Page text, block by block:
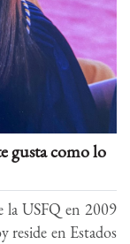
gusta como lo
la USFQ en 2009
reside en Estados